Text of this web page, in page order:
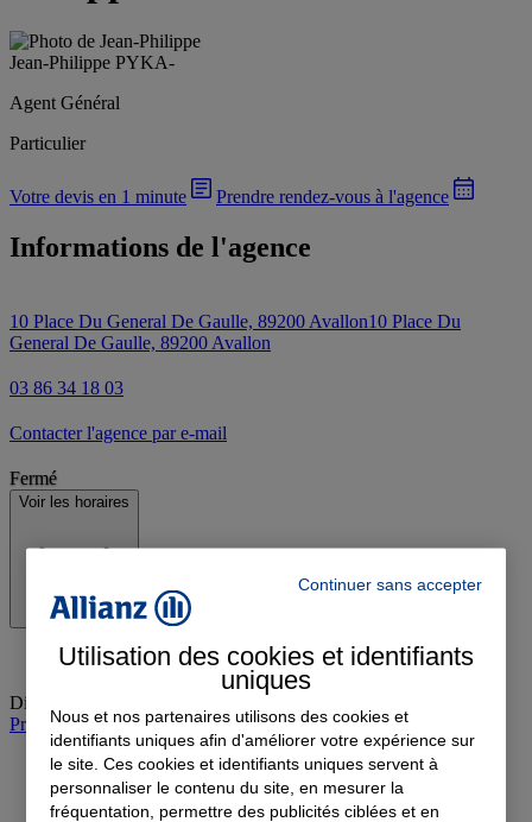
Jean-Philippe PYKA-
Agent Général
Particulier
Votre devis en 1 minute Prendre rendez-vous à l'agence
Informations de l'agence
10 Place Du General De Gaulle, 89200 Avallon10 Place Du
General De Gaulle, 89200 Avallon
03 86 34 18 03
Contacter l'agence par e-mail
Fermé
Voir les horaires
Dimanche
Prendre rendez-vous à l'agence
Continuer sans accepter
Utilisation des cookies et identifiants
uniques
Nous et nos partenaires utilisons des cookies et
identifiants uniques afin d'améliorer votre expérience sur
le site. Ces cookies et identifiants uniques servent à
personnaliser le contenu du site, en mesurer la
fréquentation, permettre des publicités ciblées et en